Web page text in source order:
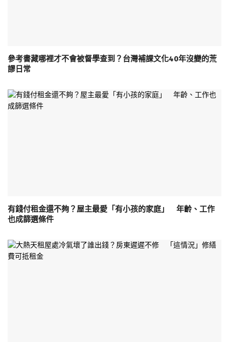
參考書藏哪裡才不會被督學查到？台灣補課文化40年沒變的荒
謬日常
有錢付租金還不夠？屋主最愛「有小孩的家庭」 年齡、工作
也成篩選條件